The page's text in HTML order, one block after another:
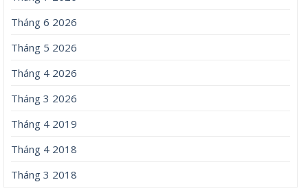
Tháng 6 2026
Tháng 5 2026
Tháng 4 2026
Tháng 3 2026
Tháng 4 2019
Tháng 4 2018
Tháng 3 2018